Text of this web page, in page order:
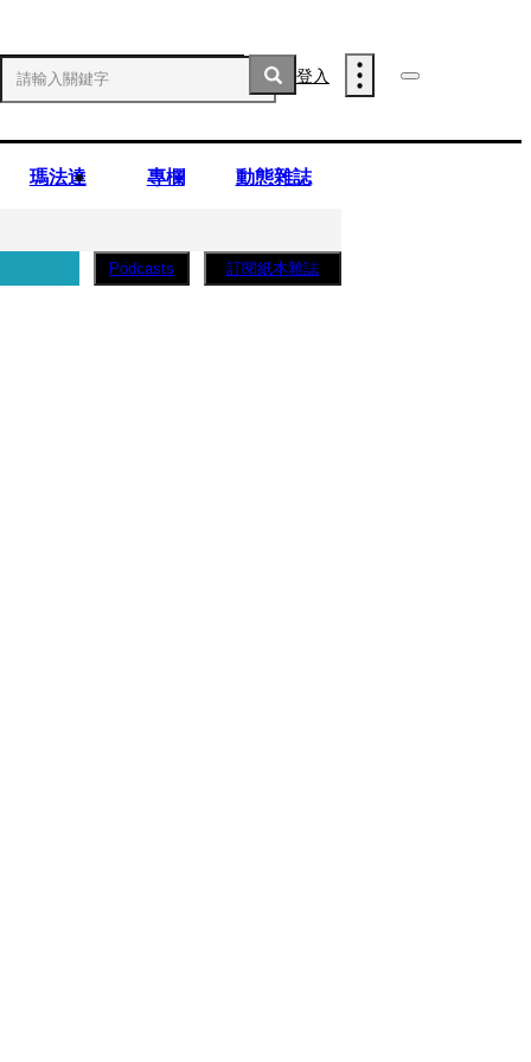
登入
瑪法達 專欄 動態雜誌
Podcasts 訂閱紙本雜誌